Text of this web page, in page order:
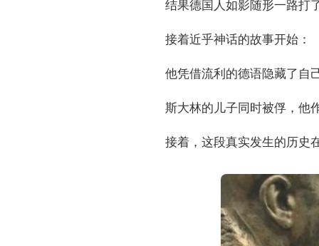
结果德国人如影随形一路打
接着近乎神话的故事开始：
他凭借流利的德语隐藏了自
斯大林的儿子同时被俘，他
接着，这段真实发生的历史